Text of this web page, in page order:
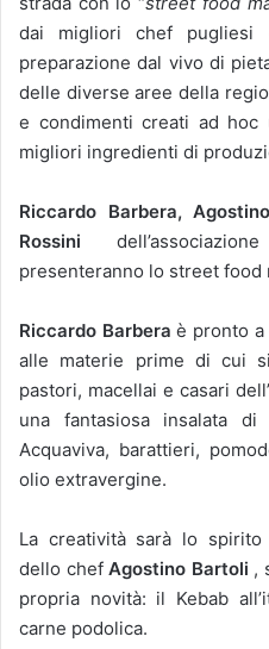
dai migliori chef pugliesi
preparazione dal vivo di
delle diverse aree della
e condimenti creati ad hoc
migliori ingredienti di
Riccardo Barbera,
Rossini
presenteranno lo street food
Riccardo Barbera è pronto a
alle materie prime di cui
pastori, macellai e casari
una fantasiosa insalata
Acquaviva, barattieri,
olio extravergine.
La creatività sarà lo
dello chefAgostino Bartoli ,
propria novità: il Kebab
carne podolica.